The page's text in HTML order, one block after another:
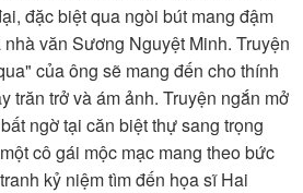
đặc biệt qua ngòi bút mang đậm
văn Sương Nguyệt Minh. Truyện
của ông sẽ mang đến cho thính
trăn trở và ám ảnh. Truyện ngắn mở
ngờ tại căn biệt thự sang trọng
cô gái mộc mạc mang theo bức
kỷ niệm tìm đến họa sĩ Hai